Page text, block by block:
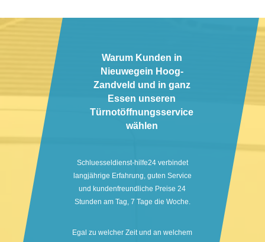
Warum Kunden in
Nieuwegein Hoog-
Zandveld und in ganz
Essen unseren
Türnotöffnungsservice
wählen
Schluesseldienst-hilfe24 verbindet
langjährige Erfahrung, guten Service
und kundenfreundliche Preise 24
Stunden am Tag, 7 Tage die Woche.
Egal zu welcher Zeit und an welchem